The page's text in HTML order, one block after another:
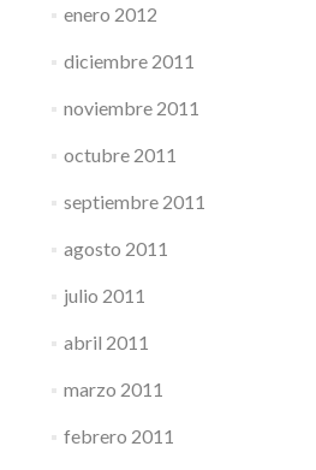
enero 2012
diciembre 2011
noviembre 2011
octubre 2011
septiembre 2011
agosto 2011
julio 2011
abril 2011
marzo 2011
febrero 2011